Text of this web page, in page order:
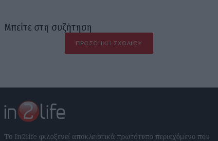
Μπείτε στη συζήτηση
ΠΡΟΣΘΉΚΗ ΣΧΟΛΊΟΥ
Το In2life φιλοξενεί αποκλειστικά πρωτότυπο περιεχόμενο που